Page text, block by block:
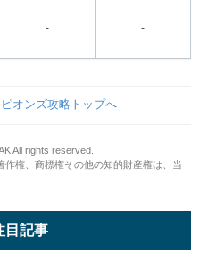
- -
オンズ攻略トップへ
All rights reserved.
権、商標権その他の知的財産権は、当
目記事